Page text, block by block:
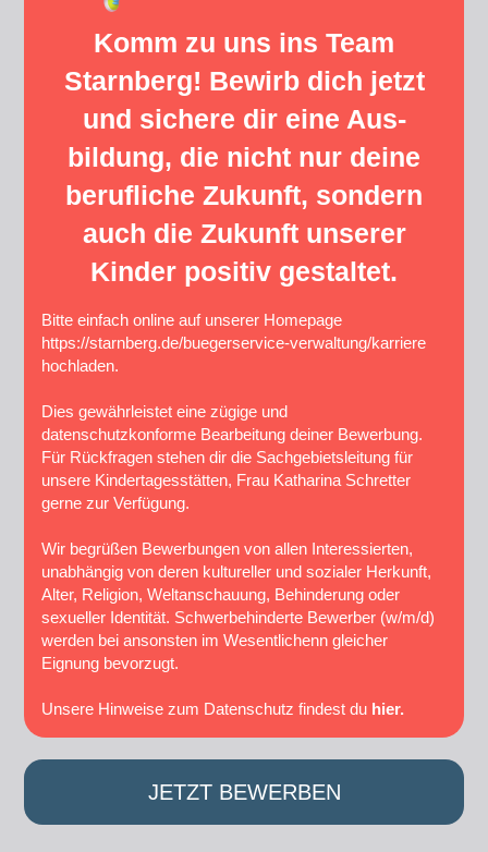
Komm zu uns ins Team
Starnberg! Bewirb dich jetzt
und sichere dir eine Aus-
bildung, die nicht nur deine
berufliche Zukunft, sondern
auch die Zukunft unserer
Kinder positiv gestaltet.
Bitte einfach online auf unserer Homepage
https://starnberg.de/buegerservice-verwaltung/karriere
hochladen.
Dies gewährleistet eine zügige und
datenschutzkonforme Bearbeitung deiner Bewerbung.
Für Rückfragen stehen dir die Sachgebietsleitung für
unsere Kindertagesstätten, Frau Katharina Schretter
gerne zur Verfügung.
Wir begrüßen Bewerbungen von allen Interessierten,
unabhängig von deren kultureller und sozialer Herkunft,
Alter, Religion, Weltanschauung, Behinderung oder
sexueller Identität. Schwerbehinderte Bewerber (w/m/d)
werden bei ansonsten im Wesentlichenn gleicher
Eignung bevorzugt.
Unsere Hinweise zum Datenschutz findest du hier.
JETZT BEWERBEN